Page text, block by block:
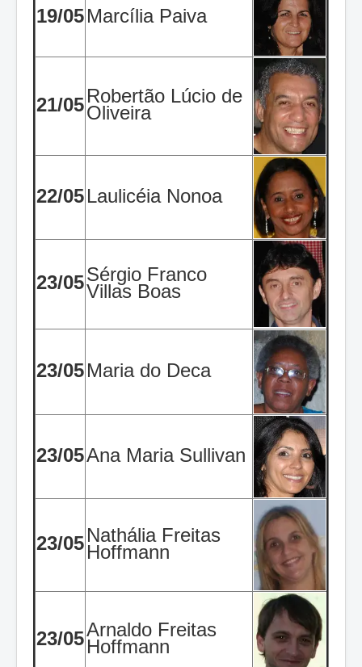
19/05Marcília Paiva
21/05Robertão Lúcio de
Oliveira
22/05Laulicéia Nonoa
23/05Sérgio Franco
Villas Boas
23/05Maria do Deca
23/05Ana Maria Sullivan
23/05Nathália Freitas
Hoffmann
23/05Arnaldo Freitas
Hoffmann